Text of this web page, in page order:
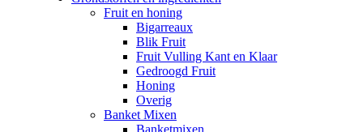
Fruit en honing
Bigarreaux
Blik Fruit
Fruit Vulling Kant en Klaar
Gedroogd Fruit
Honing
Overig
Banket Mixen
Banketmixen